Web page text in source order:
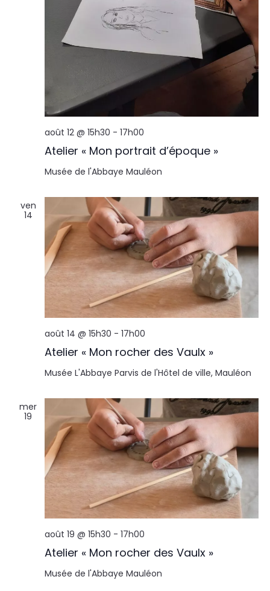
Atelier « Mon portrait d’époque »
août 12 @ 15h30 - 17h00
Musée de l'Abbaye Mauléon
ven
14
Atelier « Mon rocher des Vaulx »
août 14 @ 15h30 - 17h00
Musée L'Abbaye Parvis de l'Hôtel de ville, Mauléon
mer
19
Atelier « Mon rocher des Vaulx »
août 19 @ 15h30 - 17h00
Musée de l'Abbaye Mauléon